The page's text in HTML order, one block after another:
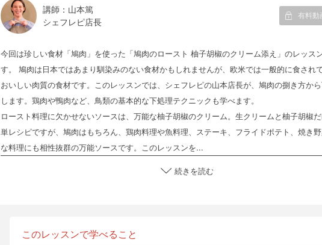
講師：山本篤
シェフレピ店長
有料動
今回は珍しい食材「鳩肉」を使った「鳩肉のロースト 柚子胡椒のクリーム添え」のレッス
す。 鳩肉は日本ではあまり馴染みのない食材かもしれませんが、欧米では一般的に食され
おいしい肉質の食材です。このレッスンでは、シェフレピの山本店長が、鳩肉の捌き方から
します。鶏肉や鴨肉など、鳥類の基本的な下処理テクニックも学べます。
ロースト料理に欠かせないソースは、万能な柚子胡椒のクリーム。生クリームと柚子胡椒
単レシピですが、鳩肉はもちろん、鶏肉料理や魚料理、ステーキ、フライドポテト、焼き
な料理にも相性抜群の万能ソースです。このレッスンを...
続きを読む
このレッスンで学べること